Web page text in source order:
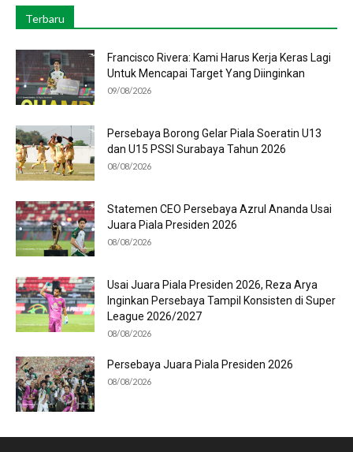
Terbaru
Francisco Rivera: Kami Harus Kerja Keras Lagi
Untuk Mencapai Target Yang Diinginkan
09/08/2026
Persebaya Borong Gelar Piala Soeratin U13
dan U15 PSSI Surabaya Tahun 2026
08/08/2026
Statemen CEO Persebaya Azrul Ananda Usai
Juara Piala Presiden 2026
08/08/2026
Usai Juara Piala Presiden 2026, Reza Arya
Inginkan Persebaya Tampil Konsisten di Super
League 2026/2027
08/08/2026
Persebaya Juara Piala Presiden 2026
08/08/2026